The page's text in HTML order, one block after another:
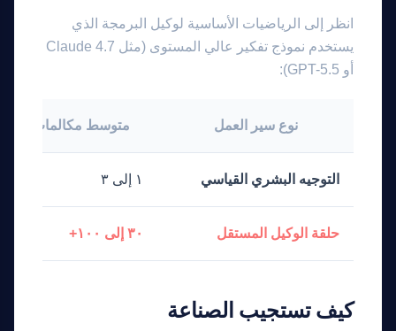
انظر إلى الرياضيات الأساسية لوكيل البرمجة الذي
يستخدم نموذج تفكير عالي المستوى (مثل Claude 4.7
أو GPT-5.5):
نوع سير العمل متوسط مكالمات API
التوجيه البشري القياسي ١ إلى ٣
حلقة الوكيل المستقل ٣٠ إلى ١٠٠+
كيف تستجيب الصناعة